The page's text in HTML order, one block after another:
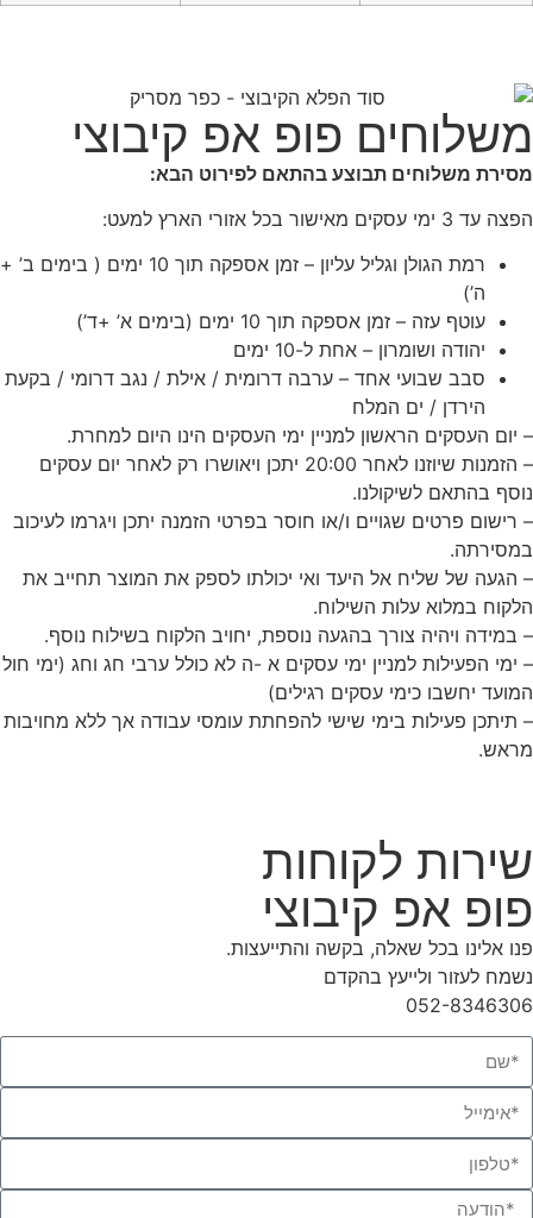
משלוחים פופ אפ קיבוצי
מסירת משלוחים תבוצע בהתאם לפירוט הבא:
הפצה עד 3 ימי עסקים מאישור בכל אזורי הארץ למעט:
רמת הגולן וגליל עליון – זמן אספקה תוך 10 ימים ( בימים ב’ +
ה’)
עוטף עזה – זמן אספקה תוך 10 ימים (בימים א’ +ד’)
יהודה ושומרון – אחת ל-10 ימים
סבב שבועי אחד – ערבה דרומית / אילת / נגב דרומי / בקעת
הירדן / ים המלח
– יום העסקים הראשון למניין ימי העסקים הינו היום למחרת.
– הזמנות שיוזנו לאחר 20:00 יתכן ויאושרו רק לאחר יום עסקים
נוסף בהתאם לשיקולנו.
– רישום פרטים שגויים ו/או חוסר בפרטי הזמנה יתכן ויגרמו לעיכוב
במסירתה.
– הגעה של שליח אל היעד ואי יכולתו לספק את המוצר תחייב את
הלקוח במלוא עלות השילוח.
– במידה ויהיה צורך בהגעה נוספת, יחויב הלקוח בשילוח נוסף.
– ימי הפעילות למניין ימי עסקים א -ה לא כולל ערבי חג וחג (ימי חול
המועד יחשבו כימי עסקים רגילים)
– תיתכן פעילות בימי שישי להפחתת עומסי עבודה אך ללא מחויבות
מראש.
שירות לקוחות
פופ אפ קיבוצי
פנו אלינו בכל שאלה, בקשה והתייעצות.
נשמח לעזור ולייעץ בהקדם
052-8346306